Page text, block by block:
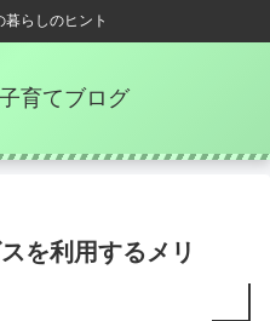
らしのヒント
育てブログ
を利用するメリ